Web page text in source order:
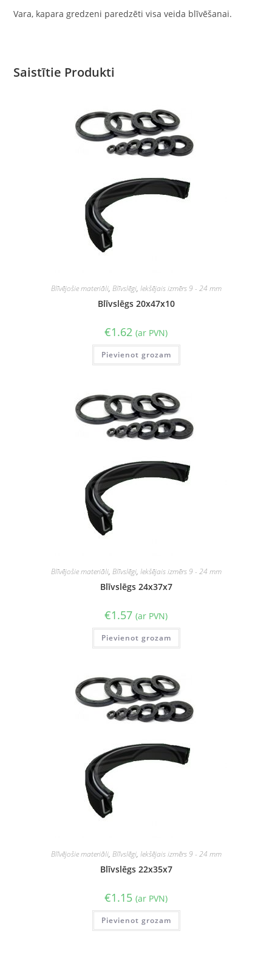
Vara, kapara gredzeni paredzēti visa veida blīvēšanai.
Saistītie Produkti
Blīvējošie materiāli, Blīvslēgi, Iekšējais izmērs 9 - 24 mm
Blīvslēgs 20x47x10
€1.62 (ar PVN)
Pievienot grozam
Blīvējošie materiāli, Blīvslēgi, Iekšējais izmērs 9 - 24 mm
Blīvslēgs 24x37x7
€1.57 (ar PVN)
Pievienot grozam
Blīvējošie materiāli, Blīvslēgi, Iekšējais izmērs 9 - 24 mm
Blīvslēgs 22x35x7
€1.15 (ar PVN)
Pievienot grozam